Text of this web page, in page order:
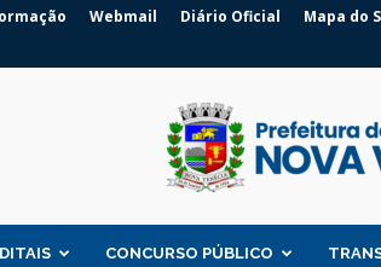
Webmail Diário Oficial Mapa do
CONCURSO PÚBLICO